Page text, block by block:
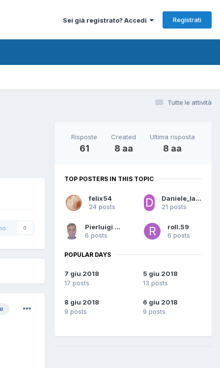
Sei già registrato? Accedi Registrati
Tutte le attività
0
Risposte
61
Created
8 aa
Ultima risposta
8 aa
TOP POSTERS IN THIS TOPIC
felix54
24 posts
Daniele_lampadina
21 posts
Pierluigi Borga
6 posts
roll.59
6 posts
POPULAR DAYS
7 giu 2018
17 posts
5 giu 2018
13 posts
8 giu 2018
9 posts
6 giu 2018
9 posts